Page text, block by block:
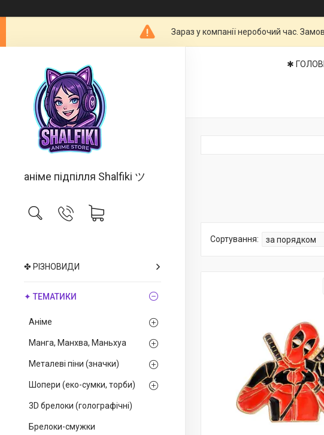
Зараз у компанії неробочий час.
аніме підпілля Shalfiki ツ
✤ РІЗНОВИДИ
✦ ТЕМАТИКИ
Аніме
Манга, Манхва, Маньхуа
Металеві піни (значки)
Шопери (еко-сумки, торби)
3D брелоки (голографічні)
Брелоки-смужки
✱